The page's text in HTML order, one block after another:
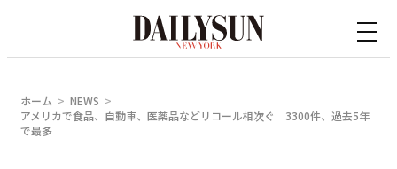
ホーム
NEWS
アメリカで食品、自動車、医薬品などリコール相次ぐ 3300件、過去5年
で最多